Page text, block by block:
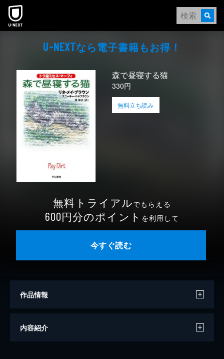
本文へスキップ
U-NEXTなら電⼦書籍もお得！
森で昼寝する猫
330円
無料立ち読み
無料トライアルでもらえる
600円分のポイント を利用して
今すぐ読む
作品情報
著者
内容紹介